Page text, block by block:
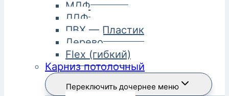
МДФ
ЛДФ
ПВХ — Пластик
Дерево
Flex (гибкий)
Карниз потолочный
Переключить дочернее меню